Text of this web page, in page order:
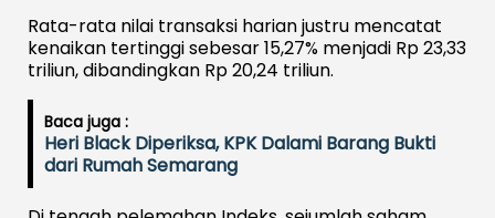
Rata-rata nilai transaksi harian justru mencatat
kenaikan tertinggi sebesar 15,27% menjadi Rp 23,33
triliun, dibandingkan Rp 20,24 triliun.
Baca juga :
Heri Black Diperiksa, KPK Dalami Barang Bukti
dari Rumah Semarang